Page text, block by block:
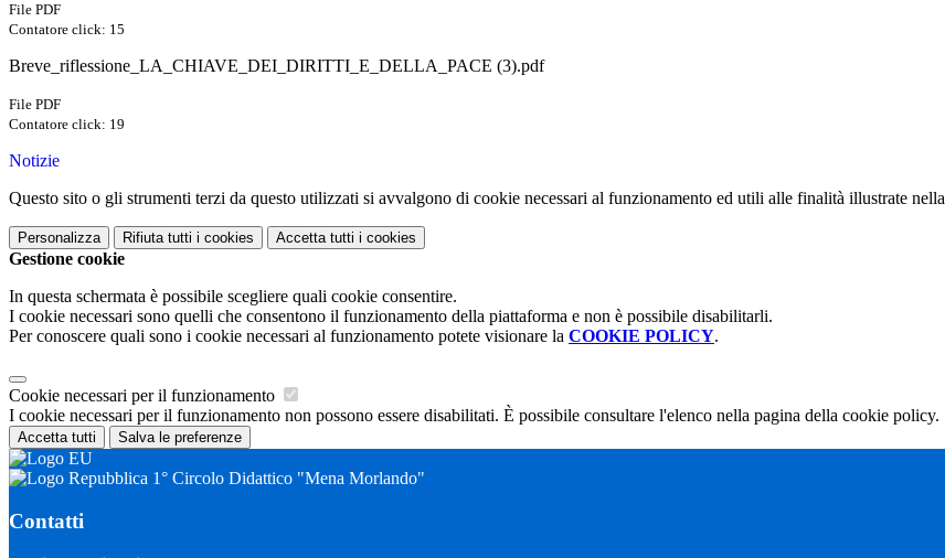
File PDF
Contatore click: 15
Breve_riflessione_LA_CHIAVE_DEI_DIRITTI_E_DELLA_PACE (3).pdf
File PDF
Contatore click: 19
Notizie
Questo sito o gli strumenti terzi da questo utilizzati si avvalgono di cookie necessari al funzionamento ed utili alle finalità illustrate nella
Personalizza Rifiuta tutti i cookies Accetta tutti i cookies
Gestione cookie
In questa schermata è possibile scegliere quali cookie consentire.
I cookie necessari sono quelli che consentono il funzionamento della piattaforma e non è possibile disabilitarli.
Per conoscere quali sono i cookie necessari al funzionamento potete visionare la COOKIE POLICY.
Cookie necessari per il funzionamento
I cookie necessari per il funzionamento non possono essere disabilitati. È possibile consultare l'elenco nella pagina della cookie policy.
Accetta tutti Salva le preferenze
1° Circolo Didattico "Mena Morlando"
Contatti